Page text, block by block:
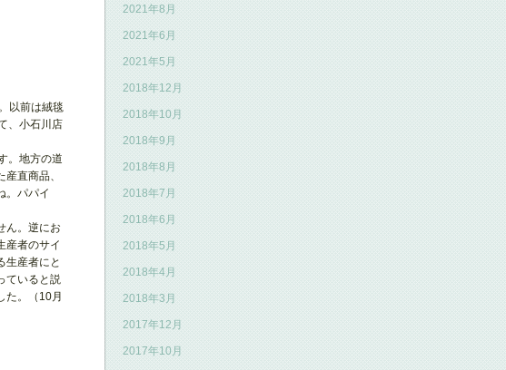
以前は絨毯
、小石川店
。地方の道
直商品、
。パパイ
ん。逆にお
産者のサイ
生産者にと
ていると説
た。（10月
2021年8月
2021年6月
2021年5月
2018年12月
2018年10月
2018年9月
2018年8月
2018年7月
2018年6月
2018年5月
2018年4月
2018年3月
2017年12月
2017年10月